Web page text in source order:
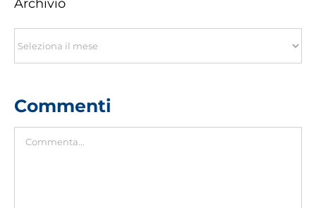
Archivio
Commenti